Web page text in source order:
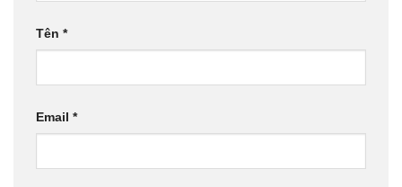
Tên *
Email *